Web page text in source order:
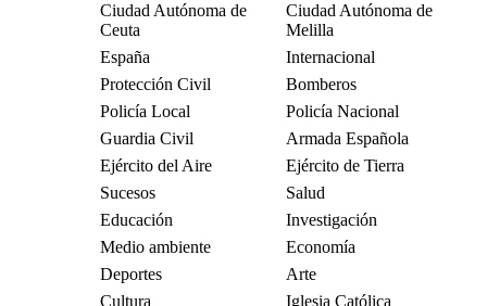
Ciudad Autónoma de
Ceuta
Ciudad Autónoma de
Melilla
España
Internacional
Protección Civil
Bomberos
Policía Local
Policía Nacional
Guardia Civil
Armada Española
Ejército del Aire
Ejército de Tierra
Sucesos
Salud
Educación
Investigación
Medio ambiente
Economía
Deportes
Arte
Cultura
Iglesia Católica